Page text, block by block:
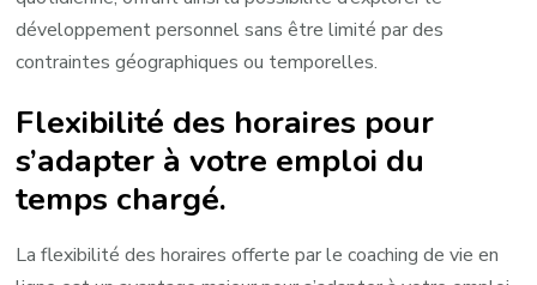
développement personnel sans être limité par des
contraintes géographiques ou temporelles.
Flexibilité des horaires pour
s’adapter à votre emploi du
temps chargé.
La flexibilité des horaires offerte par le coaching de vie en